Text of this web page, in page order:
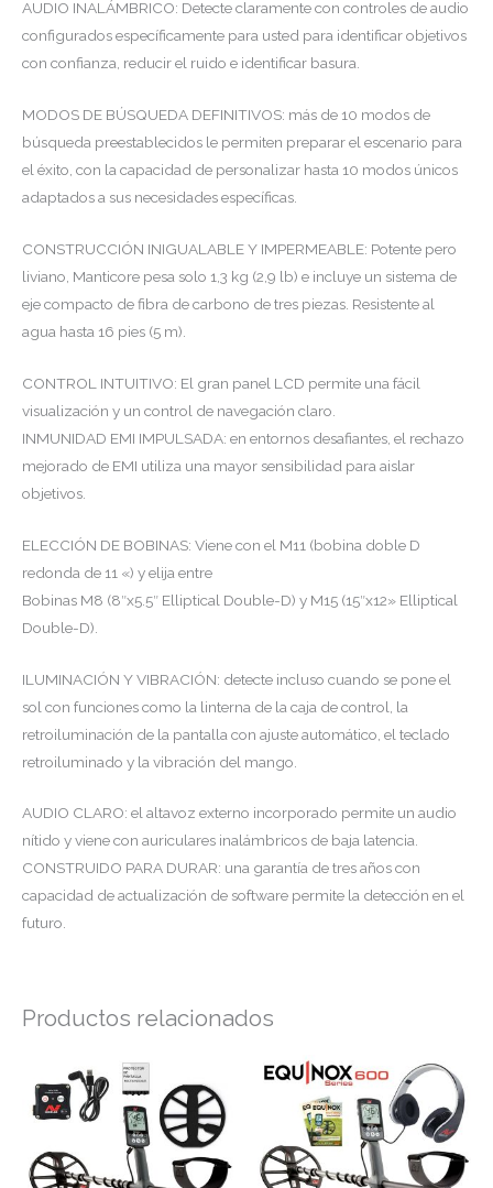
AUDIO INALÁMBRICO: Detecte claramente con controles de audio
configurados específicamente para usted para identificar objetivos
con confianza, reducir el ruido e identificar basura.
MODOS DE BÚSQUEDA DEFINITIVOS: más de 10 modos de
búsqueda preestablecidos le permiten preparar el escenario para
el éxito, con la capacidad de personalizar hasta 10 modos únicos
adaptados a sus necesidades específicas.
CONSTRUCCIÓN INIGUALABLE Y IMPERMEABLE: Potente pero
liviano, Manticore pesa solo 1,3 kg (2,9 lb) e incluye un sistema de
eje compacto de fibra de carbono de tres piezas. Resistente al
agua hasta 16 pies (5 m).
CONTROL INTUITIVO: El gran panel LCD permite una fácil
visualización y un control de navegación claro.
INMUNIDAD EMI IMPULSADA: en entornos desafiantes, el rechazo
mejorado de EMI utiliza una mayor sensibilidad para aislar
objetivos.
ELECCIÓN DE BOBINAS: Viene con el M11 (bobina doble D
redonda de 11 «) y elija entre
Bobinas M8 (8″x5.5″ Elliptical Double-D) y M15 (15″x12» Elliptical
Double-D).
ILUMINACIÓN Y VIBRACIÓN: detecte incluso cuando se pone el
sol con funciones como la linterna de la caja de control, la
retroiluminación de la pantalla con ajuste automático, el teclado
retroiluminado y la vibración del mango.
AUDIO CLARO: el altavoz externo incorporado permite un audio
nítido y viene con auriculares inalámbricos de baja latencia.
CONSTRUIDO PARA DURAR: una garantía de tres años con
capacidad de actualización de software permite la detección en el
futuro.
Productos relacionados